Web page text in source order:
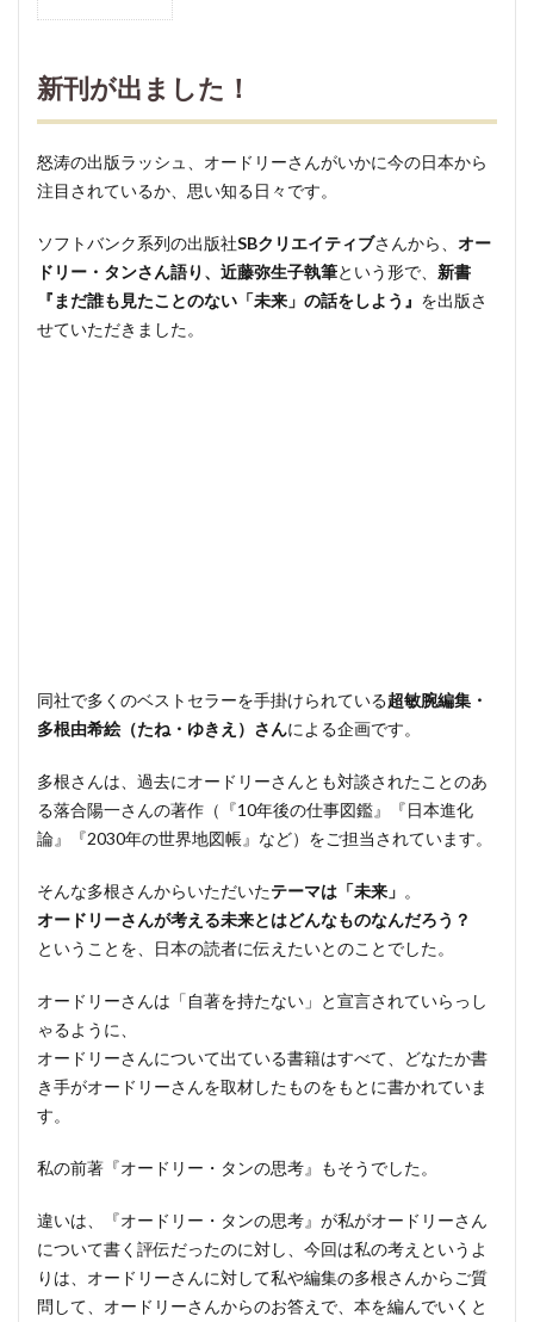
まし
た！
2
テーマ
来」。
ど、未
来とは
人から
っと
リー
ブル
で
す！
おま
け
試し
読み
4.2
本書
部抜
事
4.3
編集
担
新刊が出ました！
怒涛の出版ラッシュ、オードリーさんがいかに今の日本から
注目されているか、思い知る日々です。
ソフトバンク系列の出版社SBクリエイティブさんから、 オー
ドリー・タンさん語り、近藤弥生子執筆という形で、 新書
『まだ誰も見たことのない「未来」の話をしよう』 を出版さ
せていただきました。
同社で多くのベストセラーを手掛けられている超敏腕編集・
多根由希絵（たね・ゆきえ）さんによる企画です。
多根さんは、過去にオードリーさんとも対談されたことのあ
る落合陽一さんの著作（『10年後の仕事図鑑』『日本進化
論』『2030年の世界地図帳』など）をご担当されています。
そんな多根さんからいただいたテーマは「未来」 。
オードリーさんが考える未来とはどんなものなんだろう？
ということを、日本の読者に伝えたいとのことでした。
オードリーさんは「自著を持たない」と宣言されていらっし
ゃるように、
オードリーさんについて出ている書籍はすべて、どなたか書
き手がオードリーさんを取材したものをもとに書かれていま
す。
私の前著『オードリー・タンの思考』もそうでした。
違いは、『オードリー・タンの思考』が私がオードリーさん
について書く評伝だったのに対し、今回は私の考えというよ
りは、オードリーさんに対して私や編集の多根さんからご質
問して、オードリーさんからのお答えで、本を編んでいくと